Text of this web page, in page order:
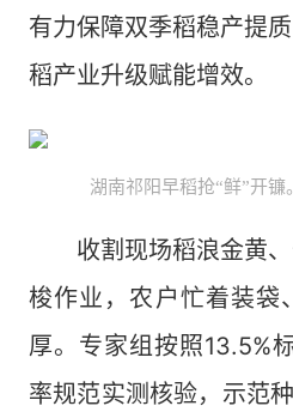
有力保障双季稻稳产提
稻产业升级赋能增效。
湖南祁阳早稻抢“鲜”开
收割现场稻浪金黄、
梭作业，农户忙着装袋
厚。专家组按照13.5%
率规范实测核验，示范